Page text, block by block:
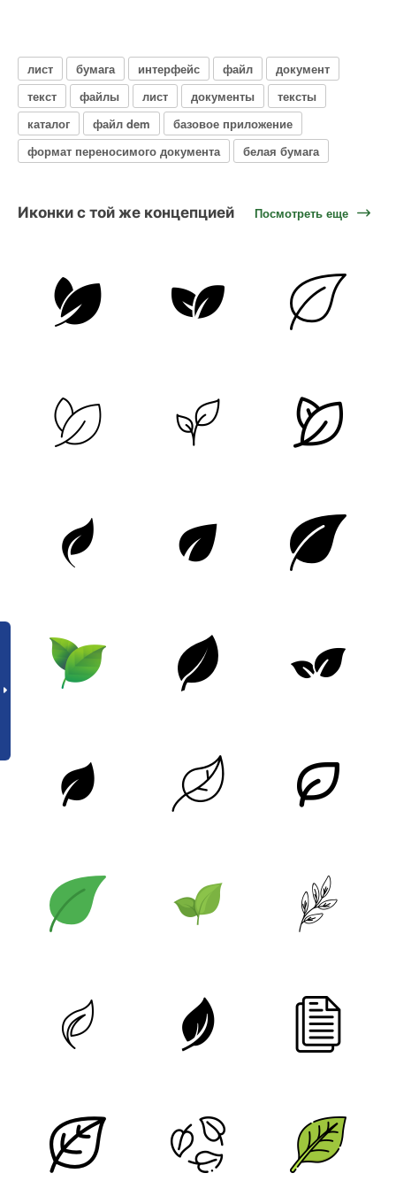
лист бумага интерфейс файл
документ
текст
файлы лист документы
тексты
каталог
файл dem
базовое приложение
формат переносимого документа
белая бумага
Иконки с той же концепцией Посмотреть еще